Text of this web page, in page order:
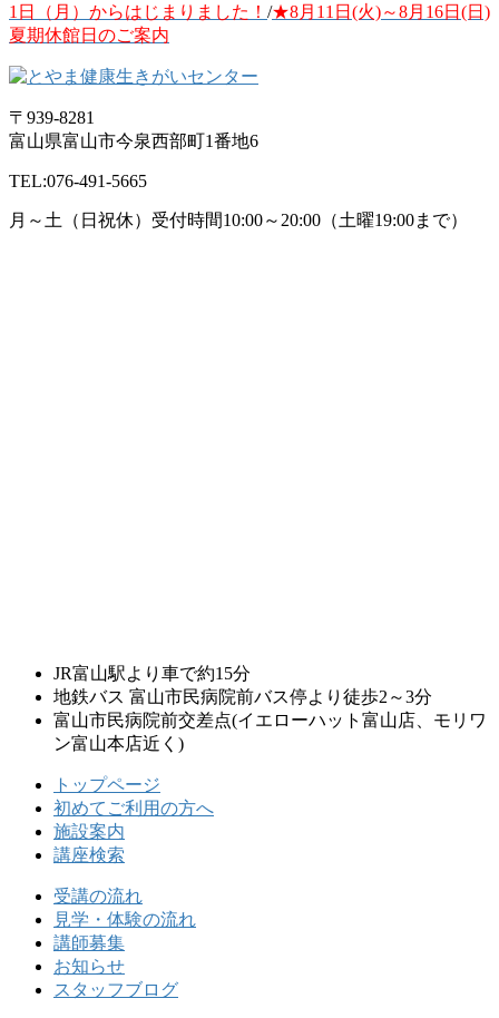
1日（月）からはじまりました！ /★8月11日(火)～8月16日(日)
夏期休館日のご案内
〒939-8281
富山県富山市今泉西部町1番地6
TEL:076-491-5665
月～土（日祝休）受付時間10:00～20:00 （土曜19:00まで）
JR富山駅より車で約15分
地鉄バス 富山市民病院前バス停より徒歩2～3分
富山市民病院前交差点(イエローハット富山店、モリワ
ン富山本店近く)
トップページ
初めてご利用の方へ
施設案内
講座検索
受講の流れ
見学・体験の流れ
講師募集
お知らせ
スタッフブログ